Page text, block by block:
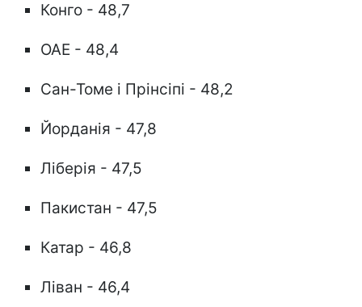
Конго - 48,7
ОАЕ - 48,4
Сан-Томе і Прінсіпі - 48,2
Йорданія - 47,8
Ліберія - 47,5
Пакистан - 47,5
Катар - 46,8
Ліван - 46,4